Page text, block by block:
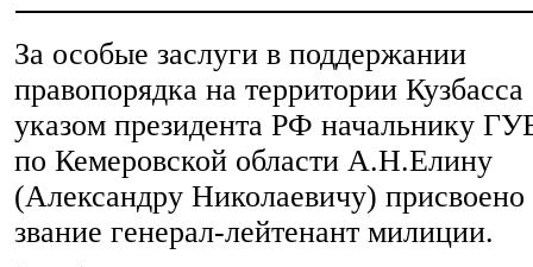
За особые заслуги в поддержании
правопорядка на территории Кузбасса
указом президента РФ начальнику
по Кемеровской области А.Н.Елину
(Александру Николаевичу) присвоено
звание генерал-лейтенант милиции.